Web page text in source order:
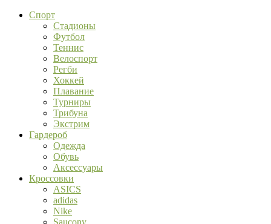
Спорт
Стадионы
Футбол
Теннис
Велоспорт
Регби
Хоккей
Плавание
Турниры
Трибуна
Экстрим
Гардероб
Одежда
Обувь
Аксессуары
Кроссовки
ASICS
adidas
Nike
Saucony